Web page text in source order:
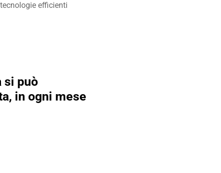
efficienti
si può
in ogni mese